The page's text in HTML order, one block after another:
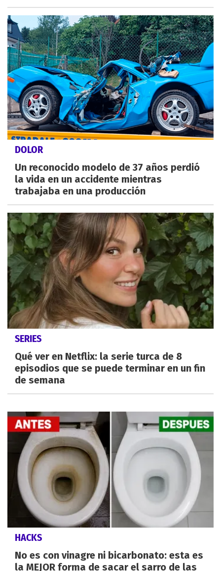
DOLOR
Un reconocido modelo de 37 años perdió
la vida en un accidente mientras
trabajaba en una producción
SERIES
Qué ver en Netflix: la serie turca de 8
episodios que se puede terminar en un fin
de semana
HACKS
No es con vinagre ni bicarbonato: esta es
la MEJOR forma de sacar el sarro de las